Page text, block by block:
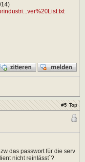
%20List.txt
#5 Top
das passwort für die serv
nicht reinlässt`?